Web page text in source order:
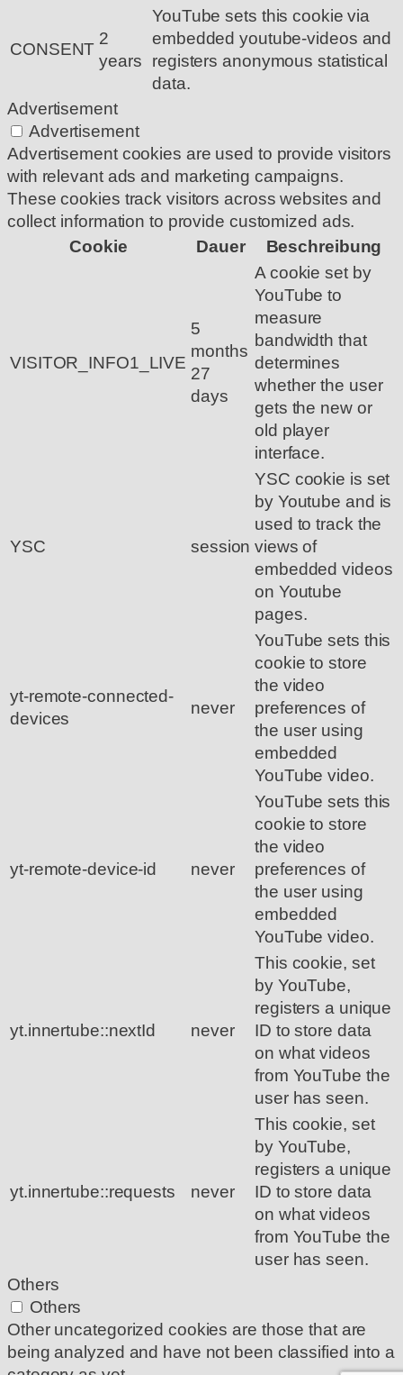
CONSENT
2
years
YouTube sets this cookie via
embedded youtube-videos and
registers anonymous statistical
data.
Advertisement
Advertisement
Advertisement cookies are used to provide visitors
with relevant ads and marketing campaigns.
These cookies track visitors across websites and
collect information to provide customized ads.
Cookie
Dauer Beschreibung
VISITOR_INFO1_LIVE
5
months
27
days
A cookie set by
YouTube to
measure
bandwidth that
determines
whether the user
gets the new or
old player
interface.
YSC session
YSC cookie is set
by Youtube and is
used to track the
views of
embedded videos
on Youtube
pages.
yt-remote-connected-
devices
never
YouTube sets this
cookie to store
the video
preferences of
the user using
embedded
YouTube video.
yt-remote-device-id never
YouTube sets this
cookie to store
the video
preferences of
the user using
embedded
YouTube video.
yt.innertube::nextId never
This cookie, set
by YouTube,
registers a unique
ID to store data
on what videos
from YouTube the
user has seen.
yt.innertube::requests never
This cookie, set
by YouTube,
registers a unique
ID to store data
on what videos
from YouTube the
user has seen.
Others
Others
Other uncategorized cookies are those that are
being analyzed and have not been classified into a